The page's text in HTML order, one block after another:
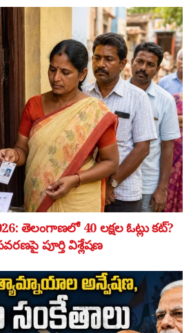
తెలంగాణలో 40 లక్షల ఓట్లు కట్?
పూర్తి విశ్లేషణ